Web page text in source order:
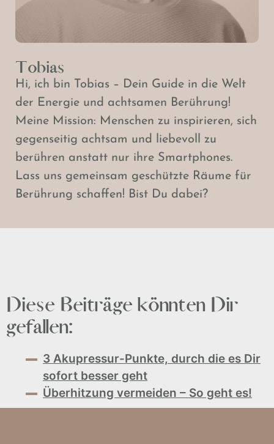
Tobias
Hi, ich bin Tobias – Dein Guide in die Welt
der Energie und achtsamen Berührung!
Meine Mission: Menschen zu inspirieren, sich
gegenseitig achtsam und liebevoll zu
berühren anstatt nur ihre Smartphones.
Lass uns gemeinsam geschützte Räume für
Berührung schaffen! Bist Du dabei?
Diese Beiträge könnten Dir
gefallen:
3 Akupressur-Punkte, durch die es Dir
sofort besser geht
Überhitzung vermeiden – So geht es!